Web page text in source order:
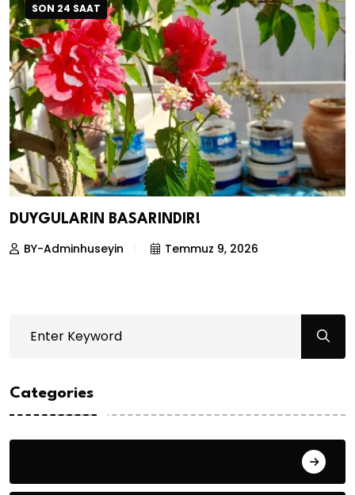
SON 24 SAAT
DUYGULARIN BASARINDIR!
BY-Adminhuseyin Temmuz 9, 2026
Categories